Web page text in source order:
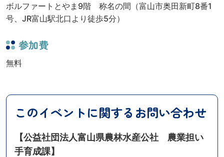
ボルファートとやま9階 称名の間（富山市奥田新町8番1
号、JR富山駅北口より徒歩5分）
参加費
無料
このイベントに関するお問い合わせ
【公益社団法人富山県農林水産公社 農業担い
手育成課】